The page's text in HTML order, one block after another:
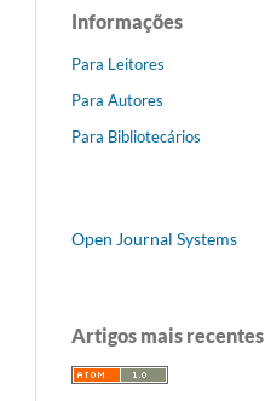
Informações
Para Leitores
Para Autores
Para Bibliotecários
Open Journal Systems
Artigos mais recentes